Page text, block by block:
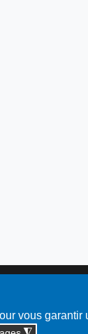
vous garantir